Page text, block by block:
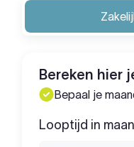
Bereken hier
Bepaal je
Looptijd in